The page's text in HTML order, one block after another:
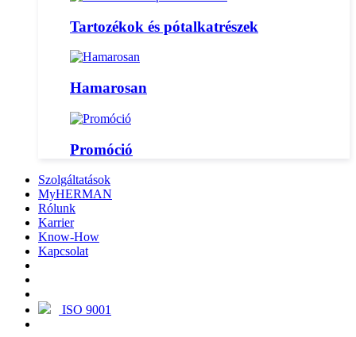
Tartozékok és pótalkatrészek
Hamarosan
Promóció
Szolgáltatások
MyHERMAN
Rólunk
Karrier
Know-How
Kapcsolat
ISO 9001